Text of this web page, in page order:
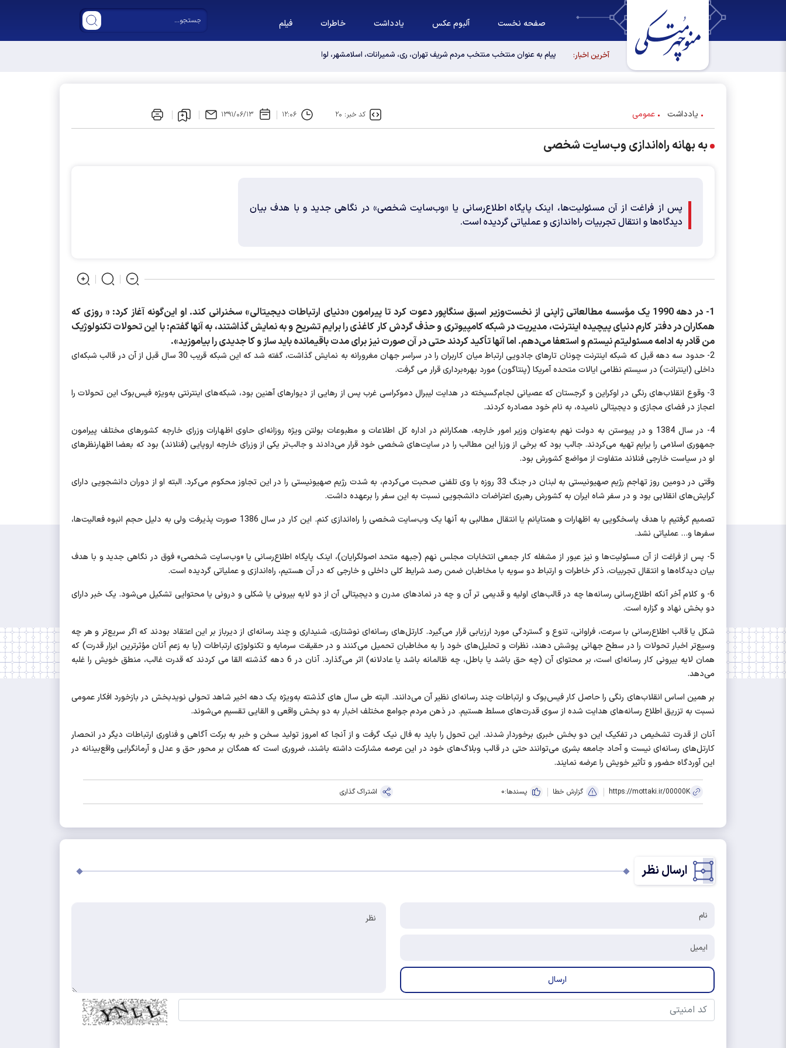
صفحه نخست آلبوم عکس یادداشت خاطرات فیلم
آخرین اخبار: پیام به عنوان منتخب منتخب مردم شریف تهران، ری، شمیرانات، اسلامشهر، لواسانات و پردیس در مجلس دوازدهم
یادداشت عمومی کد خبر: ۲۰ ۱۲:۰۶ ۱۳۹۱/۰۶/۱۳
به بهانه راه‌اندازی وب‌سایت شخصی
پس از فراغت از آن مسئولیت‌ها، اینک پایگاه اطلاع‌رسانی یا «وب‌سایت شخصی» در نگاهی جدید و با هدف بیان
دیدگاه‌ها و انتقال تجربیات راه‌اندازی و عملیاتی گردیده است.
1- در دهه 1990 یک مؤسسه مطالعاتی ژاپنی از نخست‌وزیر اسبق سنگاپور دعوت کرد تا پیرامون «دنیای ارتباطات دیجیتالی» سخنرانی کند. او این‌گونه آغاز کرد: « روزی که
همکاران در دفتر کارم دنیای پیچیده اینترنت، مدیریت در شبکه کامپیوتری و حذف گردش کار کاغذی را برایم تشریح و به نمایش گذاشتند، به آنها گفتم: با این تحولات تکنولوژیک
من قادر به ادامه مسئولیتم نیستم و استعفا می‌دهم. اما آنها تأکید کردند حتی در آن صورت نیز برای مدت باقیمانده باید ساز و کا جدیدی را بیاموزید».
2- حدود سه دهه قبل که شبکه اینترنت چونان تارهای جادویی ارتباط میان کاربران را در سراسر جهان مغرورانه به نمایش گذاشت، گفته شد که این شبکه قریب 30 سال قبل از آن در قالب شبکه‌ای
داخلی (اینترانت) در سیستم نظامی ایالات متحده آمریکا (پنتاگون) مورد بهره‌برداری قرار می گرفت.
3- وقوع انقلاب‌های رنگی در اوکراین و گرجستان که عصیانی لجام‌گسیخته در هدایت لیبرال دموکراسی غرب پس از رهایی از دیوارهای آهنین بود، شبکه‌های اینترنتی به‌ویژه فیس‌بوک این تحولات را
اعجاز در فضای مجازی و دیجیتالی نامیده، به نام خود مصادره کردند.
4- در سال 1384 و در پیوستن به دولت نهم به‌عنوان وزیر امور خارجه، همکارانم در اداره کل اطلاعات و مطبوعات بولتن ویژه روزانه‌ای حاوی اظهارات وزرای خارجه کشورهای مختلف پیرامون
جمهوری اسلامی را برایم تهیه می‌کردند. جالب بود که برخی از وزرا این مطالب را در سایت‌های شخصی خود قرار می‌دادند و جالب‌تر یکی از وزرای خارجه اروپایی (فنلاند) بود که بعضا اظهارنظرهای
او در سیاست خارجی فنلاند متفاوت از مواضع کشورش بود.
وقتی در دومین روز تهاجم رژیم صهیونیستی به لبنان در جنگ 33 روزه با وی تلفنی صحبت می‌کردم، به شدت رژیم صهیونیستی را در این تجاوز محکوم می‌کرد. البته او از دوران دانشجویی دارای
گرایش‌های انقلابی بود و در سفر شاه ایران به کشورش رهبری اعتراضات دانشجویی نسبت به این سفر را برعهده داشت.
تصمیم گرفتیم با هدف پاسخگویی به اظهارات و همتایانم یا انتقال مطالبی به آنها یک وب‌سایت شخصی را راه‌اندازی کنم. این کار در سال 1386 صورت پذیرفت ولی به دلیل حجم انبوه فعالیت‌ها،
سفرها و... عملیاتی نشد.
5- پس از فراغت از آن مسئولیت‌ها و نیز عبور از مشغله کار جمعی انتخابات مجلس نهم (جبهه متحد اصولگرایان)، اینک پایگاه اطلاع‌رسانی یا «وب‌سایت شخصی» فوق در نگاهی جدید و با هدف
بیان دیدگاه‌ها و انتقال تجربیات، ذکر خاطرات و ارتباط دو سویه با مخاطبان ضمن رصد شرایط کلی داخلی و خارجی که در آن هستیم، راه‌اندازی و عملیاتی گردیده است.
6- و کلام آخر آنکه اطلاع‌رسانی رسانه‌ها چه در قالب‌های اولیه و قدیمی تر آن و چه در نمادهای مدرن و دیجیتالی آن از دو لایه بیرونی یا شکلی و درونی یا محتوایی تشکیل می‌شود. یک خبر دارای
دو بخش نهاد و گزاره است.
شکل یا قالب اطلاع‌رسانی با سرعت، فراوانی، تنوع و گستردگی مورد ارزیابی قرار می‌گیرد. کارتل‌های رسانه‌ای نوشتاری، شنیداری و چند رسانه‌ای از دیرباز بر این اعتقاد بودند که اگر سریع‌تر و هر چه
وسیع‌تر اخبار تحولات را در سطح جهانی پوشش دهند، نظرات و تحلیل‌های خود را به مخاطبان تحمیل می‌کنند و در حقیقت سرمایه و تکنولوژی ارتباطات (یا به زعم آنان مؤثرترین ابزار قدرت) که
همان لایه بیرونی کار رسانه‌ای است، بر محتوای آن (چه حق باشد یا باطل، چه ظالمانه باشد یا عادلانه) اثر می‌گذارد. آنان در 6 دهه گذشته القا می کردند که قدرت غالب، منطق خویش را غلبه
می‌دهد.
بر همین اساس انقلاب‌های رنگی را حاصل کار فیس‌بوک و ارتباطات چند رسانه‌ای نظیر آن می‌دانند. البته طی سال های گذشته به‌ویژه یک دهه اخیر شاهد تحولی نویدبخش در بازخورد افکار عمومی
نسبت به تزریق اطلاع رسانه‌های هدایت شده از سوی قدرت‌های مسلط هستیم. در ذهن مردم جوامع مختلف اخبار به دو بخش واقعی و القایی تقسیم می‌شوند.
آنان از قدرت تشخیص در تفکیک این دو بخش خبری برخوردار شدند. این تحول را باید به فال نیک گرفت و از آنجا که امروز تولید سخن و خبر به برکت آگاهی و فناوری ارتباطات دیگر در انحصار
کارتل‌های رسانه‌ای نیست و آحاد جامعه بشری می‌توانند حتی در قالب وبلاگ‌های خود در این عرصه مشارکت داشته باشند، ضروری است که همگان بر محور حق و عدل و آرمانگرایی واقع‌بینانه در
این آوردگاه حضور و تأثیر خویش را عرضه نمایند.
https://mottaki.ir/00000K گزارش خطا پسندها:0 اشتراک گذاری
ارسال نظر